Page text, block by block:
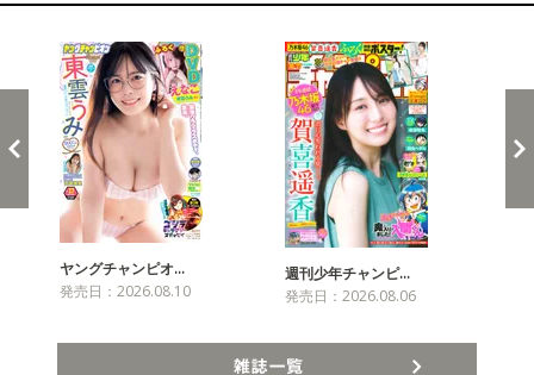
ヤングチャンピオ…
発売日：2026.08.10
週刊少年チャンピ…
発売日：2026.08.06